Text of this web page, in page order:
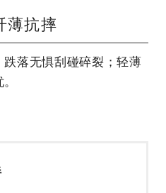
薄抗摔
落无惧刮碰碎裂；轻薄